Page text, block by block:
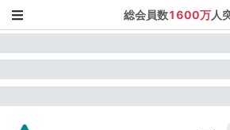
総会員数1600万人